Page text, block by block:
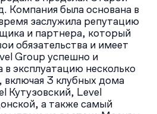
Компания была основана в
заслужила репутацию
и партнера, который
обязательства и имеет
Group успешно и
в эксплуатацию несколько
включая 3 клубных дома
Кутузовский, Level
а также самый